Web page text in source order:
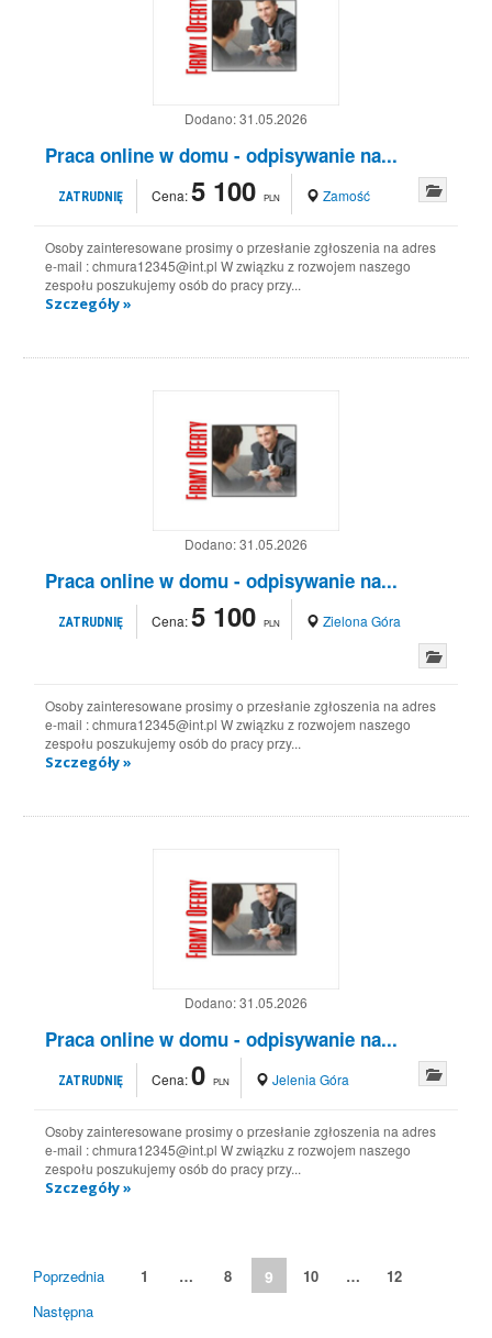
Dodano:31.05.2026
Praca online w domu - odpisywanie na...
ZATRUDNIĘ Cena:5 100 PLN Zamość
Osoby zainteresowane prosimy o przesłanie zgłoszenia na adres
e-mail : chmura12345@int.pl W związku z rozwojem naszego
zespołu poszukujemy osób do pracy przy...
Szczegóły »
Dodano:31.05.2026
Praca online w domu - odpisywanie na...
ZATRUDNIĘ Cena:5 100 PLN Zielona Góra
Osoby zainteresowane prosimy o przesłanie zgłoszenia na adres
e-mail : chmura12345@int.pl W związku z rozwojem naszego
zespołu poszukujemy osób do pracy przy...
Szczegóły »
Dodano:31.05.2026
Praca online w domu - odpisywanie na...
ZATRUDNIĘ Cena:0 PLN Jelenia Góra
Osoby zainteresowane prosimy o przesłanie zgłoszenia na adres
e-mail : chmura12345@int.pl W związku z rozwojem naszego
zespołu poszukujemy osób do pracy przy...
Szczegóły »
Poprzednia 1 … 8 9 10 …
12
Następna